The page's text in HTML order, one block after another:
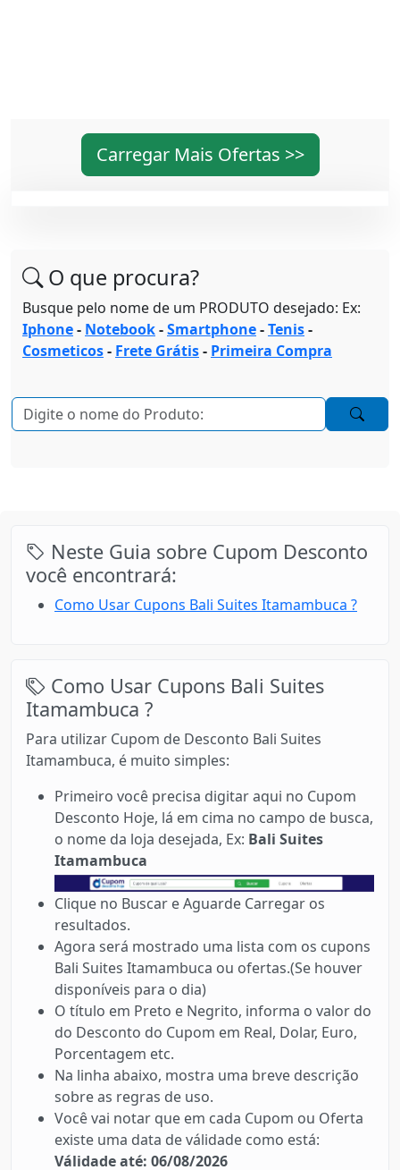
Carregar Mais Ofertas >>
O que procura?
Busque pelo nome de um PRODUTO desejado: Ex:
Iphone- Notebook-Smartphone-Tenis-
Cosmeticos- Frete Grátis- Primeira Compra
Neste Guia sobre Cupom Desconto
você encontrará:
Como Usar Cupons Bali Suites Itamambuca ?
Como Usar Cupons Bali Suites
Itamambuca ?
Para utilizar Cupom de Desconto Bali Suites
Itamambuca, é muito simples:
Primeiro você precisa digitar aqui no Cupom
Desconto Hoje, lá em cima no campo de busca,
o nome da loja desejada, Ex: Bali Suites
Itamambuca
Clique no Buscar e Aguarde Carregar os
resultados.
Agora será mostrado uma lista com os cupons
Bali Suites Itamambuca ou ofertas.(Se houver
disponíveis para o dia)
O título em Preto e Negrito, informa o valor do
do Desconto do Cupom em Real, Dolar, Euro,
Porcentagem etc.
Na linha abaixo, mostra uma breve descrição
sobre as regras de uso.
Você vai notar que em cada Cupom ou Oferta
existe uma data de válidade como está:
Válidade até: 06/08/2026